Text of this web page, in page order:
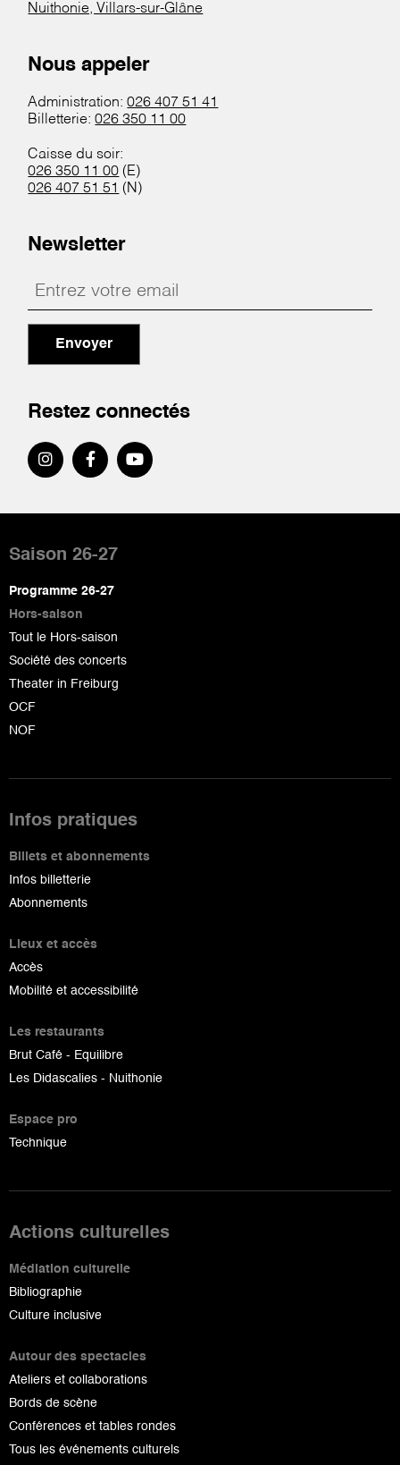
Nuithonie, Villars-sur-Glâne
Nous appeler
Administration:026 407 51 41
Billetterie:026 350 11 00
Caisse du soir:
026 350 11 00 (E)
026 407 51 51 (N)
Newsletter
Envoyer
Restez connectés
de
page
Saison 26-27
Programme 26-27
Hors-saison
Tout le Hors-saison
Société des concerts
Theater in Freiburg
OCF
NOF
Infos pratiques
Billets et abonnements
Infos billetterie
Abonnements
Lieux et accès
Accès
Mobilité et accessibilité
Les restaurants
Brut Café - Equilibre
Les Didascalies - Nuithonie
Espace pro
Technique
Actions culturelles
Médiation culturelle
Bibliographie
Culture inclusive
Autour des spectacles
Ateliers et collaborations
Bords de scène
Conférences et tables rondes
Tous les événements culturels